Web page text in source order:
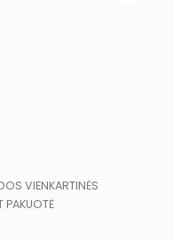
VIENKARTINĖS
PAKUOTĖ